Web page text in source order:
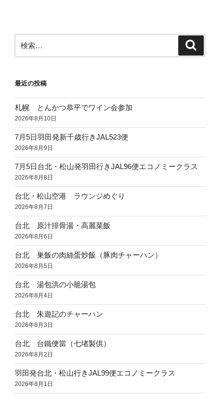
索:
最近の投稿
札幌 とんかつ恭平でワイン会参加
2026年8月10日
7月5日羽田発新千歳行きJAL523便
2026年8月9日
7月5日台北・松山発羽田行きJAL96便エコノミークラス
2026年8月8日
台北・松山空港 ラウンジめぐり
2026年8月7日
台北 原汁排骨湯・高麗菜飯
2026年8月6日
台北 巣飯の肉絲蛋炒飯（豚肉チャーハン）
2026年8月5日
台北 湯包洪の小籠湯包
2026年8月4日
台北 朱遊記のチャーハン
2026年8月3日
台北 台鐵便當（七堵製供）
2026年8月2日
羽田発台北・松山行きJAL99便エコノミークラス
2026年8月1日